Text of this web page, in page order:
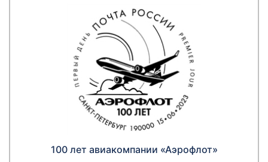
100 лет авиакомпании «Аэрофлот»